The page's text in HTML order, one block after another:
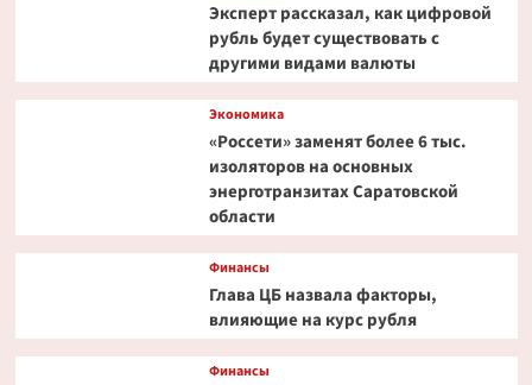
Эксперт рассказал, как цифровой
рубль будет существовать с
другими видами валюты
Экономика
«Россети» заменят более 6 тыс.
изоляторов на основных
энерготранзитах Саратовской
области
Финансы
Глава ЦБ назвала факторы,
влияющие на курс рубля
Финансы